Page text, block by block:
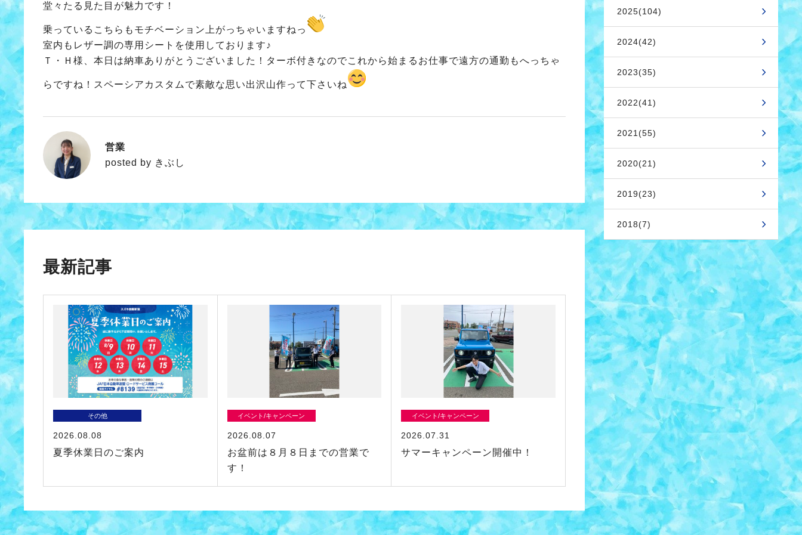
堂々たる見た目が魅力です！
乗っているこちらもモチベーション上がっちゃいますねっ
室内もレザー調の専用シートを使用しております♪
Ｔ・Ｈ様、本日は納車ありがとうございました！ターボ付きなのでこれから始まるお仕事で遠方の通勤もへっちゃ
らですね！スペーシアカスタムで素敵な思い出沢山作って下さいね
きぶし
営業
posted by きぶし
最新記事
その他
2026.08.08
夏季休業日のご案内
イベント/キャンペーン
2026.08.07
お盆前は８月８日までの営業で
す！
イベント/キャンペーン
2026.07.31
サマーキャンペーン開催中！
2025(104)
2024(42)
2023(35)
2022(41)
2021(55)
2020(21)
2019(23)
2018(7)